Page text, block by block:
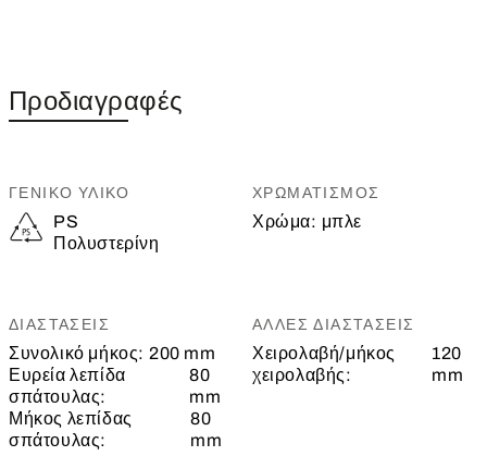
Προδιαγραφές
ΓΕΝΙΚΌ ΥΛΙΚΌ
PS
Πολυστερίνη
ΧΡΩΜΑΤΙΣΜΌΣ
Χρώμα: μπλε
ΔΙΑΣΤΆΣΕΙΣ
Συνολικό μήκος: 200 mm
Ευρεία λεπίδα
σπάτουλας:
80
mm
Μήκος λεπίδας
σπάτουλας:
80
mm
ΆΛΛΕΣ ΔΙΑΣΤΆΣΕΙΣ
Χειρολαβή/μήκος
χειρολαβής:
120
mm